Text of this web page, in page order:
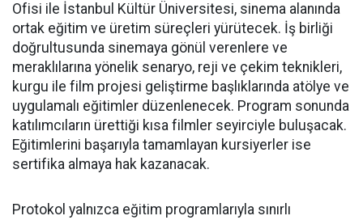
Ofisi ile İstanbul Kültür Üniversitesi, sinema alanında
ortak eğitim ve üretim süreçleri yürütecek. İş birliği
doğrultusunda sinemaya gönül verenlere ve
meraklılarına yönelik senaryo, reji ve çekim teknikleri,
kurgu ile film projesi geliştirme başlıklarında atölye ve
uygulamalı eğitimler düzenlenecek. Program sonunda
katılımcıların ürettiği kısa filmler seyirciyle buluşacak.
Eğitimlerini başarıyla tamamlayan kursiyerler ise
sertifika almaya hak kazanacak.
Protokol yalnızca eğitim programlarıyla sınırlı